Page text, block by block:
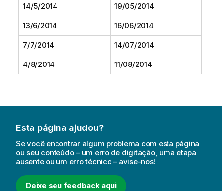
14/5/2014 19/05/2014
13/6/2014 16/06/2014
7/7/2014 14/07/2014
4/8/2014 11/08/2014
Esta página ajudou?
Se você encontrar algum problema com esta página
ou seu conteúdo – um erro de digitação, uma etapa
ausente ou um erro técnico – avise-nos!
Deixe seu feedback aqui